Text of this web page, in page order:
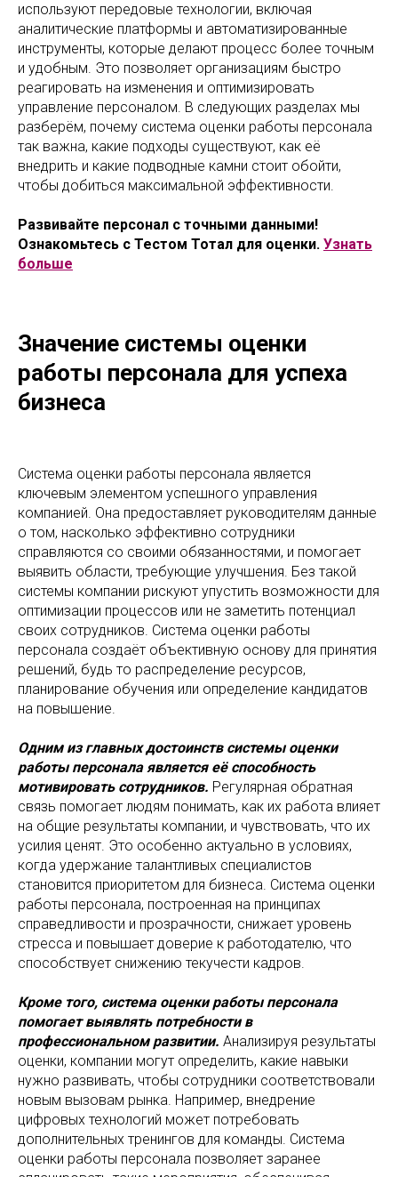
используют передовые технологии, включая
аналитические платформы и автоматизированные
инструменты, которые делают процесс более точным
и удобным. Это позволяет организациям быстро
реагировать на изменения и оптимизировать
управление персоналом. В следующих разделах мы
разберём, почему система оценки работы персонала
так важна, какие подходы существуют, как её
внедрить и какие подводные камни стоит обойти,
чтобы добиться максимальной эффективности.
Развивайте персонал с точными данными!
Ознакомьтесь с Тестом Тотал для оценки. Узнать
больше
Значение системы оценки
работы персонала для успеха
бизнеса
Система оценки работы персонала является
ключевым элементом успешного управления
компанией. Она предоставляет руководителям данные
о том, насколько эффективно сотрудники
справляются со своими обязанностями, и помогает
выявить области, требующие улучшения. Без такой
системы компании рискуют упустить возможности для
оптимизации процессов или не заметить потенциал
своих сотрудников. Система оценки работы
персонала создаёт объективную основу для принятия
решений, будь то распределение ресурсов,
планирование обучения или определение кандидатов
на повышение.
Одним из главных достоинств системы оценки
работы персонала является её способность
мотивировать сотрудников. Регулярная обратная
связь помогает людям понимать, как их работа влияет
на общие результаты компании, и чувствовать, что их
усилия ценят. Это особенно актуально в условиях,
когда удержание талантливых специалистов
становится приоритетом для бизнеса. Система оценки
работы персонала, построенная на принципах
справедливости и прозрачности, снижает уровень
стресса и повышает доверие к работодателю, что
способствует снижению текучести кадров.
Кроме того, система оценки работы персонала
помогает выявлять потребности в
профессиональном развитии. Анализируя результаты
оценки, компании могут определить, какие навыки
нужно развивать, чтобы сотрудники соответствовали
новым вызовам рынка. Например, внедрение
цифровых технологий может потребовать
дополнительных тренингов для команды. Система
оценки работы персонала позволяет заранее